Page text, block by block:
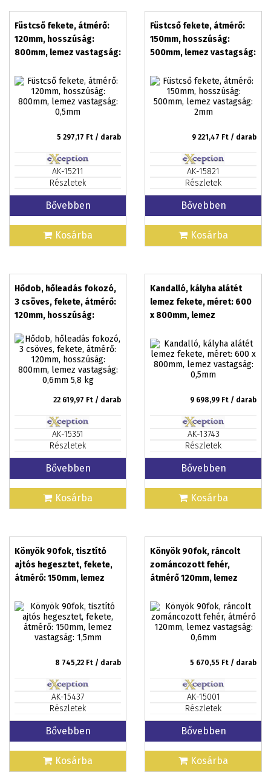
Füstcső fekete, átmérő:
120mm, hosszúság:
800mm, lemez vastagság:
5 297,17 Ft / darab
AK-15211
Részletek
Bővebben
Kosárba
Füstcső fekete, átmérő:
150mm, hosszúság:
500mm, lemez vastagság:
9 221,47 Ft / darab
AK-15821
Részletek
Bővebben
Kosárba
Hődob, hőleadás fokozó,
3 csöves, fekete, átmérő:
120mm, hosszúság:
0,6mm 5,8 kg
22 619,97 Ft / darab
AK-15351
Részletek
Bővebben
Kosárba
Kandalló, kályha alátét
lemez fekete, méret: 600
x 800mm, lemez
9 698,99 Ft / darab
AK-13743
Részletek
Bővebben
Kosárba
Könyök 90fok, tisztító
ajtós hegesztet, fekete,
átmérő: 150mm, lemez
8 745,22 Ft / darab
AK-15437
Részletek
Bővebben
Kosárba
Könyök 90fok, ráncolt
zománcozott fehér,
átmérő 120mm, lemez
5 670,55 Ft / darab
AK-15001
Részletek
Bővebben
Kosárba